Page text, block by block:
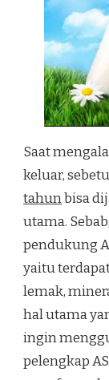
Saat
keluar,
tahunbisa
utama.
pendukung
yaitu
lemak,
hal utama
ingin
pelengkap